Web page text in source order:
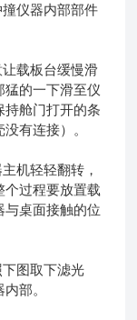
仪器内部部件
载板台缓慢滑
猛的一下滑至仪
持舱门打开的条
有连接）。
机轻轻翻转，
个过程要放置载
与桌面接触的位
图取下滤光
部。